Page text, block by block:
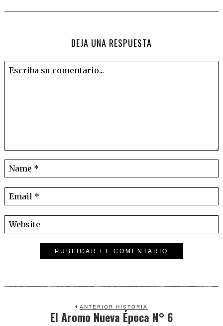
DEJA UNA RESPUESTA
ANTERIOR HISTORIA
Previous
El Aromo Nueva Época N° 6